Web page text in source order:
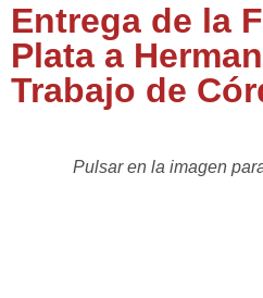
Entrega de la
Plata a
Trabajo de
Pulsar en la imagen